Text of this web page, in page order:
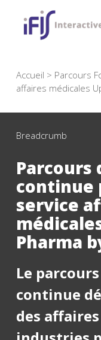
Accueil > Parcours
affaires médicales
Breadcrumb
continue
service
Pharma
Le
continue
des